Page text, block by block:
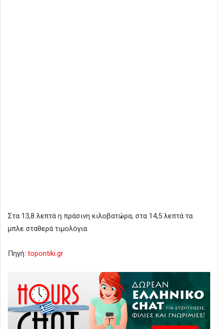
Στα 13,8 λεπτά η πράσινη κιλοβατώρα, στα 14,5 λεπτά τα
μπλε σταθερά τιμολόγια
Πηγή: topontiki.gr